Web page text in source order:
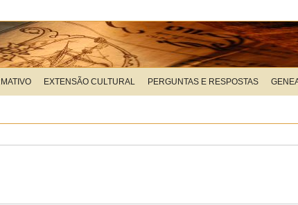
EXTENSÃO CULTURAL PERGUNTAS E RESPOSTAS